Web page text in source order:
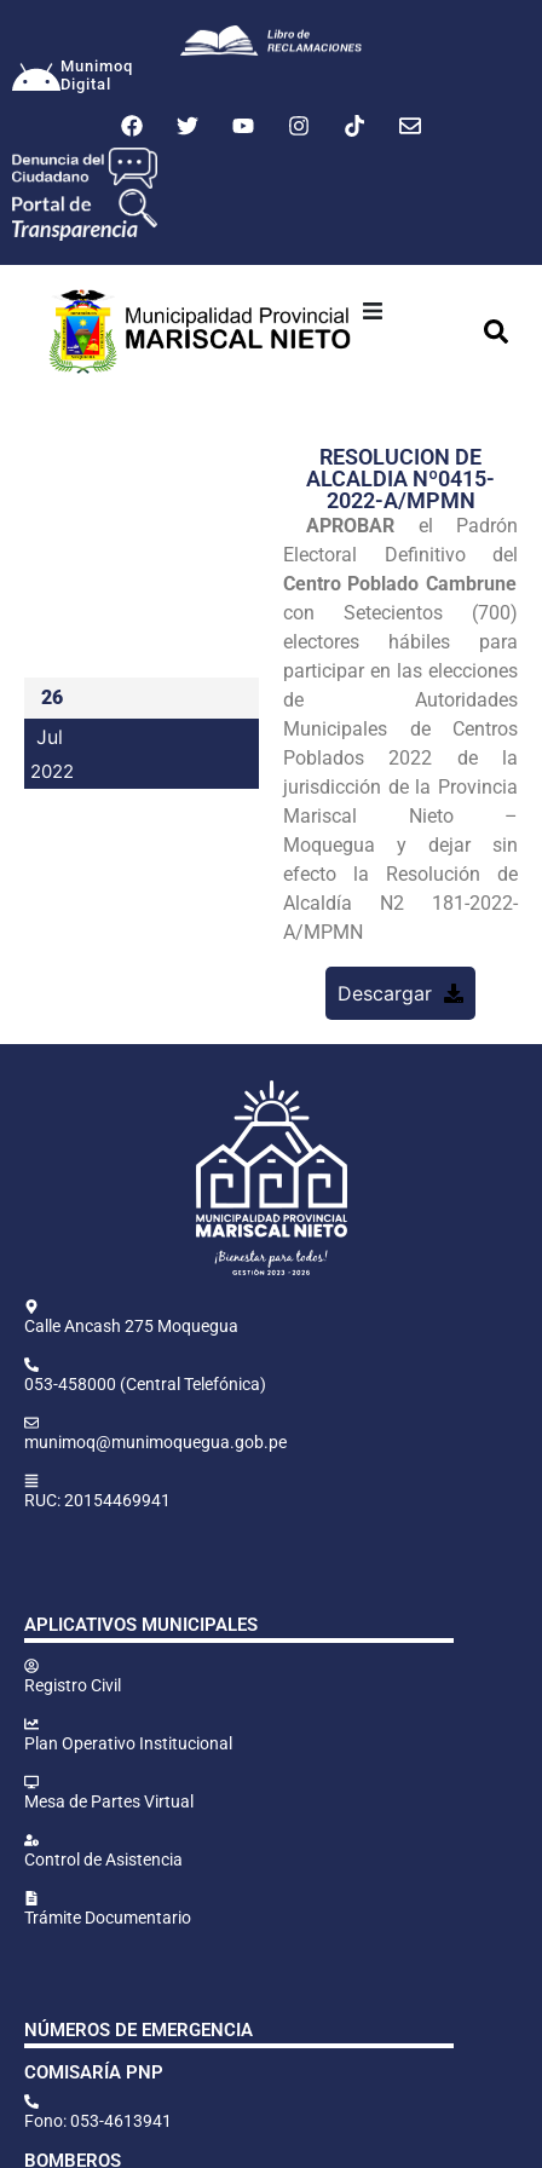
Munimoq
Digital
Transparencia
Seguridad
Programas
Intranet
26
Jul
2022
RESOLUCION DE
ALCALDIA Nº0415-
2022-A/MPMN
APROBAR el Padrón
Electoral Definitivo del
Centro Poblado Cambrune
con Setecientos (700)
electores hábiles para
participar en las elecciones
de Autoridades
Municipales de Centros
Poblados 2022 de la
jurisdicción de la Provincia
Mariscal Nieto –
Moquegua y dejar sin
efecto la Resolución de
Alcaldía N2 181-2022-
A/MPMN
Descargar
Calle Ancash 275 Moquegua
053-458000 (Central Telefónica)
munimoq@munimoquegua.gob.pe
RUC: 20154469941
APLICATIVOS MUNICIPALES
Registro Civil
Plan Operativo Institucional
Mesa de Partes Virtual
Control de Asistencia
Trámite Documentario
NÚMEROS DE EMERGENCIA
COMISARÍA PNP
Fono: 053-4613941
BOMBEROS